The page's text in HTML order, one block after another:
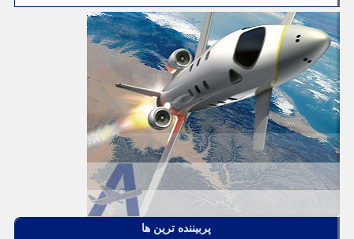
پربیننده ترین ها